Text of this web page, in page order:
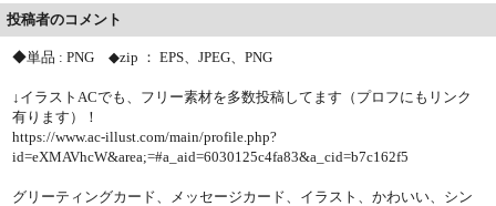
投稿者のコメント
◆単品 : PNG ◆zip ： EPS、JPEG、PNG
↓イラストACでも、フリー素材を多数投稿してます（プロフにもリンク
有ります）！
https://www.ac-illust.com/main/profile.php?
id=eXMAVhcW&area;=#a_aid=6030125c4fa83&a_cid=b7c162f5
グリーティングカード、メッセージカード、イラスト、かわいい、シン